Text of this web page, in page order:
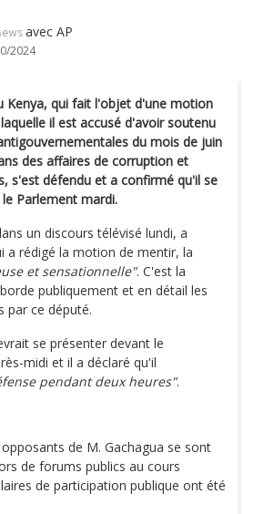
avec AP
2024
Kenya, qui fait l'objet d'une motion
il est accusé d'avoir soutenu
du mois de juin
des affaires de corruption et
s'est défendu et a confirmé qu'il se
Parlement mardi.
un discours télévisé lundi, a
a rédigé la motion de mentir, la
et sensationnelle". C'est la
publiquement et en détail les
par ce député.
se présenter devant le
midi et il a déclaré qu'il
pendant deux heures".
de M. Gachagua se sont
de forums publics au cours
de participation publique ont été